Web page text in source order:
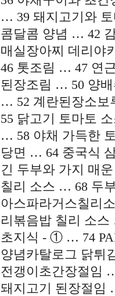
… 39 돼지고기와
콤달콤 양념 … 42
매실장아찌 데리
46 톳조림 … 47 연
된장조림 … 50 양
… 52 계란된장소
55 닭고기 토마토
… 58 야채 가득한
당면 … 64 중국식
긴 두부와 가지 매
칠리 소스 … 68 두
아스파라거스칠리
리볶음밥 칠리 소
초지식 - ① … 74
양념카탈로그 닭
전갱이초간장절임
돼지고기 된장절